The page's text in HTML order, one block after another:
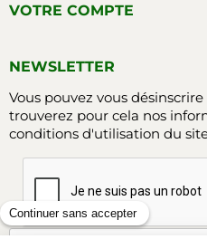
VOTRE COMPTE
NEWSLETTER
Vous pouvez vous
trouverez pour cela nos
conditions d'utilisation du